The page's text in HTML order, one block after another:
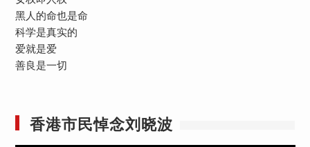
黑人的命也是命
科学是真实的
爱就是爱
善良是一切
香港市民悼念刘晓波